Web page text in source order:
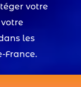
votre
les
France.